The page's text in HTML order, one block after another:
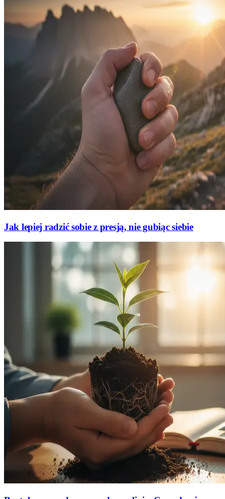
Jak lepiej radzić sobie z presją, nie gubiąc siebie